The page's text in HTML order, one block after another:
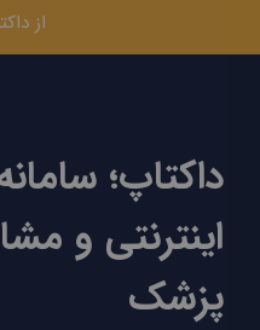
از
داکتاپ؛
اینترنتی و
پزشک